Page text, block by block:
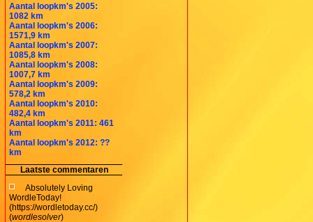
Aantal loopkm's 2005:
1082 km
Aantal loopkm's 2006:
1571,9 km
Aantal loopkm's 2007:
1085,8 km
Aantal loopkm's 2008:
1007,7 km
Aantal loopkm's 2009:
578,2 km
Aantal loopkm's 2010:
482,4 km
Aantal loopkm's 2011: 461
km
Aantal loopkm's 2012: ??
km
Laatste commentaren
Absolutely Loving
WordleToday!
(https://wordletoday.cc/)
(wordlesolver)